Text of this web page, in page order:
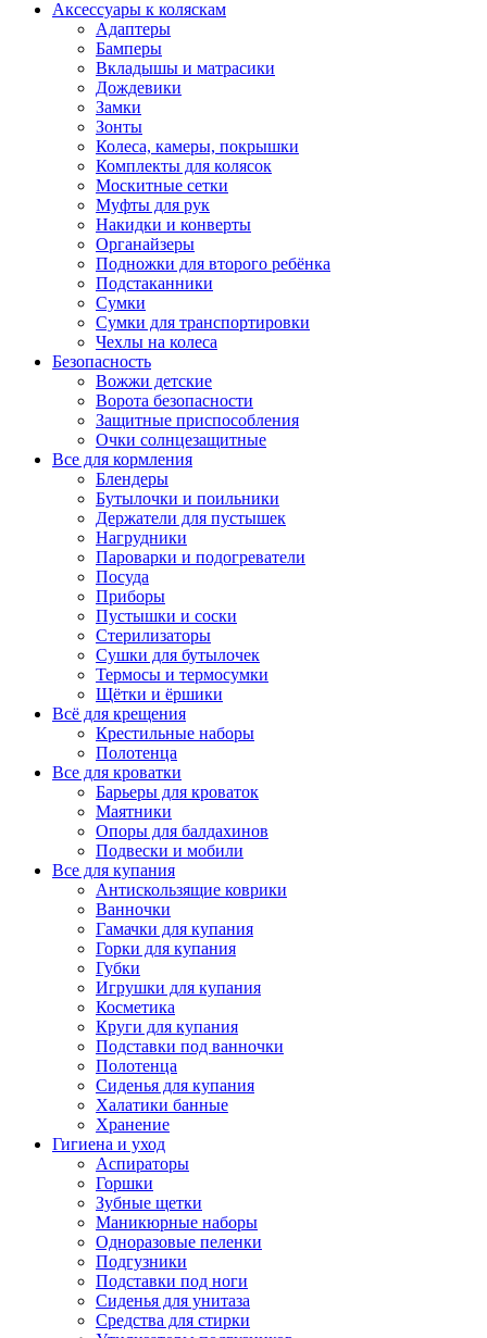
Аксессуары к коляскам
Адаптеры
Бамперы
Вкладышы и матрасики
Дождевики
Замки
Зонты
Колеса, камеры, покрышки
Комплекты для колясок
Москитные сетки
Муфты для рук
Накидки и конверты
Органайзеры
Подножки для второго ребёнка
Подстаканники
Сумки
Сумки для транспортировки
Чехлы на колеса
Безопасность
Вожжи детские
Ворота безопасности
Защитные приспособления
Очки солнцезащитные
Все для кормления
Блендеры
Бутылочки и поильники
Держатели для пустышек
Нагрудники
Пароварки и подогреватели
Посуда
Приборы
Пустышки и соски
Стерилизаторы
Сушки для бутылочек
Термосы и термосумки
Щётки и ёршики
Всё для крещения
Крестильные наборы
Полотенца
Все для кроватки
Барьеры для кроваток
Маятники
Опоры для балдахинов
Подвески и мобили
Все для купания
Антискользящие коврики
Ванночки
Гамачки для купания
Горки для купания
Губки
Игрушки для купания
Косметика
Круги для купания
Подставки под ванночки
Полотенца
Сиденья для купания
Халатики банные
Хранение
Гигиена и уход
Аспираторы
Горшки
Зубные щетки
Маникюрные наборы
Одноразовые пеленки
Подгузники
Подставки под ноги
Сиденья для унитаза
Средства для стирки